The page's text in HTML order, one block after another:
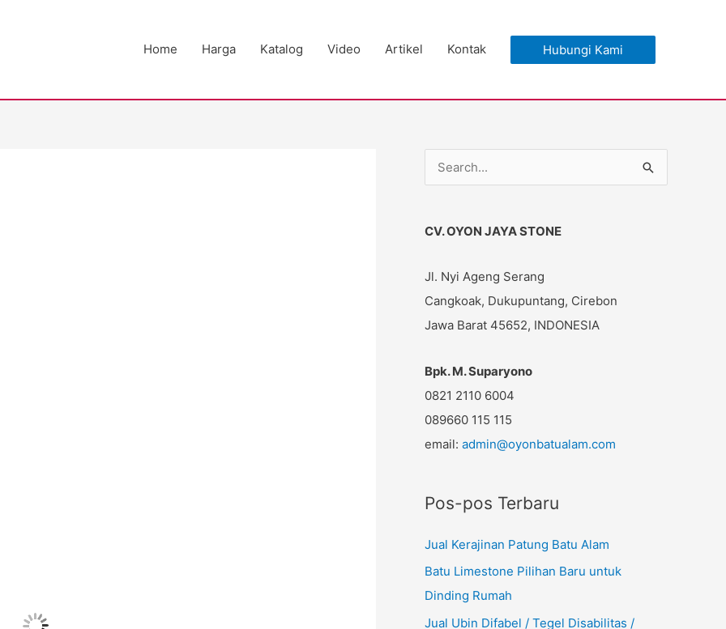
Home Harga Katalog Video Artikel Kontak Hubungi Kami
k
:
CV. OYON JAYA STONE
Jl. Nyi Ageng Serang
Cangkoak, Dukupuntang, Cirebon
Jawa Barat 45652, INDONESIA
Bpk. M. Suparyono
0821 2110 6004
089660 115 115
email: admin@oyonbatualam.com
Pos-pos Terbaru
Jual Kerajinan Patung Batu Alam
Batu Limestone Pilihan Baru untuk
Dinding Rumah
Jual Ubin Difabel / Tegel Disabilitas /